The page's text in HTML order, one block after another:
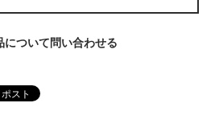
について問い合わせる